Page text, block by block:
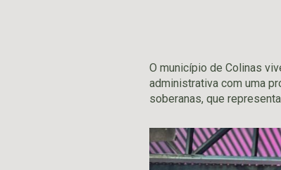
O município de Colinas
administrativa com uma
soberanas, que